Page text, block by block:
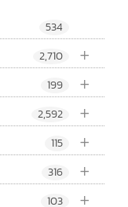
534
+
2,710
+
199
+
2,592
+
115
+
316
+
103